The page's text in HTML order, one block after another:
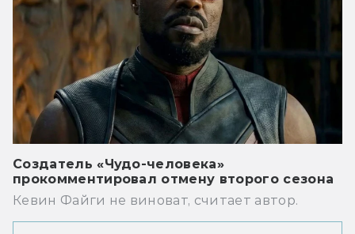
Создатель «Чудо-человека»
прокомментировал отмену второго сезона
Кевин Файги не виноват, считает автор.